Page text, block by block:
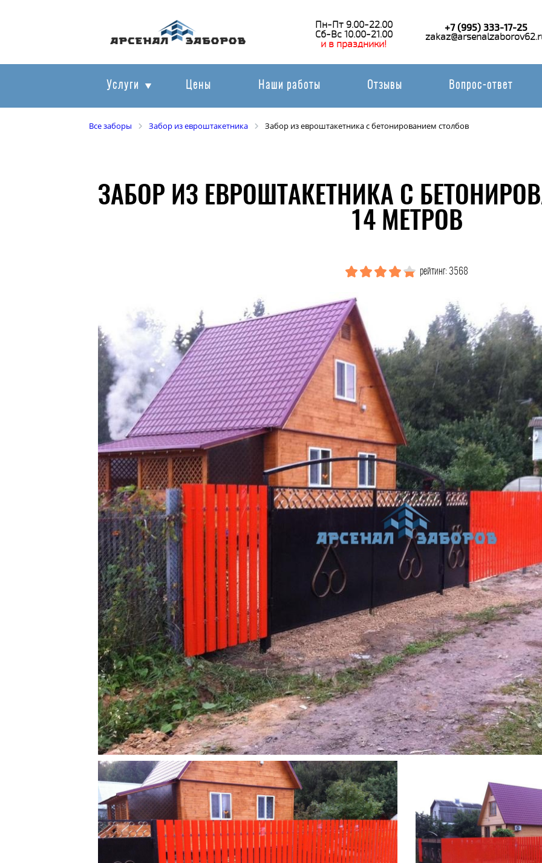
Пн-Пт 9.00-22.00
Сб-Вс 10.00-21.00
и в праздники!
+7 (995) 333-17-25
Услуги Цены Наши работы Отзывы Вопрос-ответ
Все заборы Забор из евроштакетника Забор из евроштакетника с бетонированием столбов
ЗАБОР ИЗ ЕВРОШТАКЕТНИКА С
14 МЕТРОВ
рейтинг: 3568